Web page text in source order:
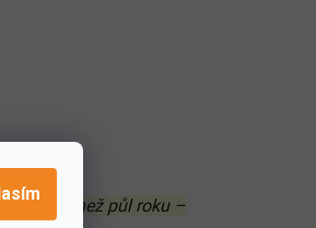
i více než půl roku –